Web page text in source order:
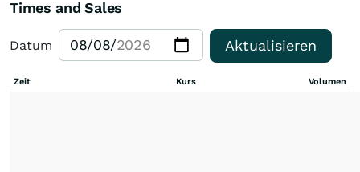
Times and Sales
Datum Aktualisieren
Zeit Kurs Volumen